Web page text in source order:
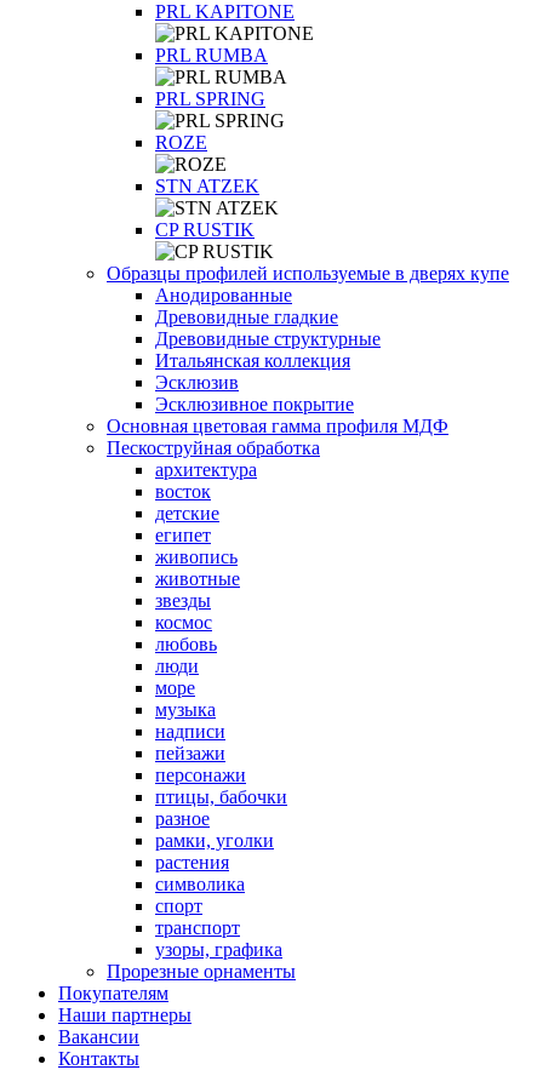
PRL KAPITONE
PRL RUMBA
PRL SPRING
ROZE
STN ATZEK
СP RUSTIK
Образцы профилей используемые в дверях купе
Анодированные
Древовидные гладкие
Древовидные структурные
Итальянская коллекция
Эсклюзив
Эсклюзивное покрытие
Основная цветовая гамма профиля МДФ
Пескоструйная обработка
архитектура
восток
детские
египет
живопись
животные
звезды
космос
любовь
люди
море
музыка
надписи
пейзажи
персонажи
птицы, бабочки
разное
рамки, уголки
растения
символика
спорт
транспорт
узоры, графика
Прорезные орнаменты
Покупателям
Наши партнеры
Вакансии
Контакты